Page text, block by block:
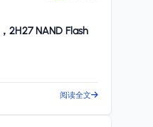
2H27 NAND Flash
阅读全文